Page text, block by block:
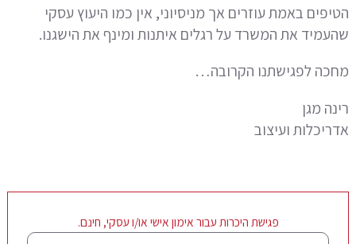
הטיפים באמת עוזרים אך מניסיוני, אין כמו היעוץ עסקי
שהעמיד את המשרד על רגלים איתנות ומינף את הישגנו.
מחכה לפגישתנו הקרובה…
רינה מגן
אדריכלות ועיצוב
פגישת היכרות עבור אימון אישי או/ו עסקי, חינם.